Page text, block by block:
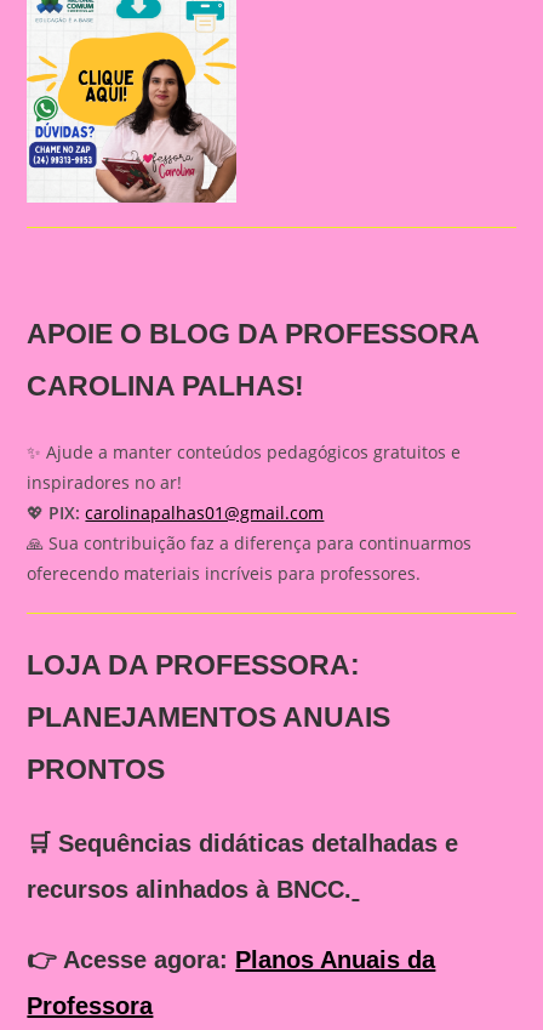
APOIE O BLOG DA PROFESSORA
CAROLINA PALHAS!
✨ Ajude a manter conteúdos pedagógicos gratuitos e
inspiradores no ar!
💖 PIX: carolinapalhas01@gmail.com
🙏 Sua contribuição faz a diferença para continuarmos
oferecendo materiais incríveis para professores.
LOJA DA PROFESSORA:
PLANEJAMENTOS ANUAIS
PRONTOS
🛒 Sequências didáticas detalhadas e
recursos alinhados à BNCC.
👉 Acesse agora: Planos Anuais da
Professora